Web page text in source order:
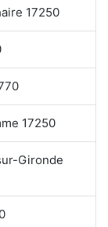
17250
17250
Gironde